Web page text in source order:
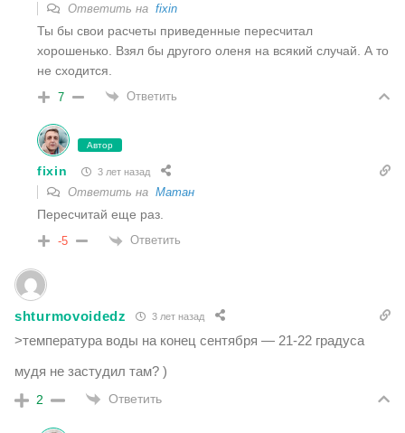
Ответить на fixin
Ты бы свои расчеты приведенные пересчитал
хорошенько. Взял бы другого оленя на всякий случай. А то
не сходится.
7 Ответить
Автор
fixin 3 лет назад
Ответить на Матан
Пересчитай еще раз.
-5 Ответить
shturmovoidedz 3 лет назад
>температура воды на конец сентября — 21-22 градуса
мудя не застудил там? )
2 Ответить